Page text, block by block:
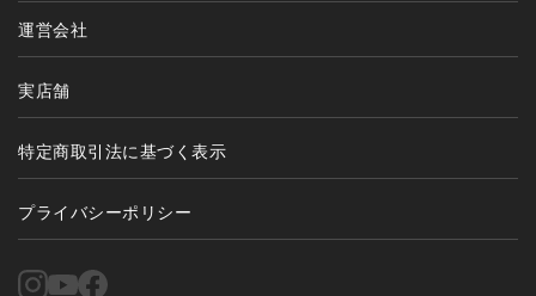
運営会社
実店舗
特定商取引法に基づく表示
プライバシーポリシー